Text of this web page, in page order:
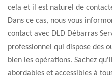
cela et il est naturel de
Dans ce cas, nous vous
contact avec DLD Débarras
professionnel qui dispose des
bien les opérations. Sachez
abordables et accessibles à